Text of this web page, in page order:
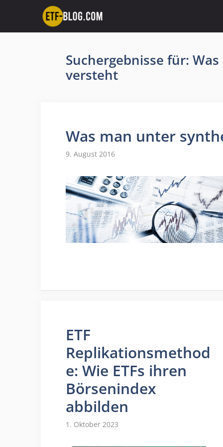
springen
Suchergebnisse für:
versteht
Was man unter
9. August 2016
ETF
Replikationsmethod
e: Wie ETFs ihren
Börsenindex
abbilden
1. Oktober 2023